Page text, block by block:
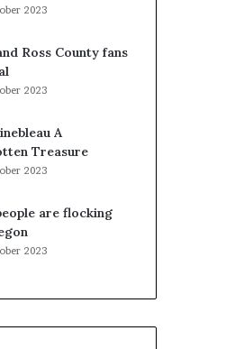
2023
Ross County fans
2023
A
Treasure
2023
are flocking
2023